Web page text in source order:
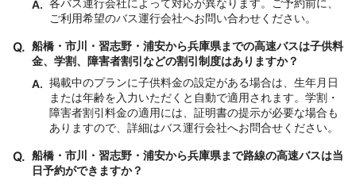
A. 各バス運行会社によって対応が異なります。ご予約前に、
ご利用希望のバス運行会社へお問い合わせください。
Q. 船橋・市川・習志野・浦安から兵庫県までの高速バスは子供料
金、学割、障害者割引などの割引制度はありますか？
A. 掲載中のプランに子供料金の設定がある場合は、生年月日
または年齢を入力いただくと自動で適用されます。学割・
障害者割引料金の適用には、証明書の提示が必要な場合も
ありますので、詳細はバス運行会社へお問合せください。
Q. 船橋・市川・習志野・浦安から兵庫県まで路線の高速バスは当
日予約ができますか？